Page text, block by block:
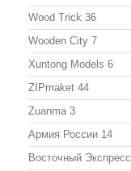
Wood Trick 36
Wooden City 7
Xuntong Models 6
ZIPmaket 44
Zuanma 3
Армия России 14
Восточный Экспресс